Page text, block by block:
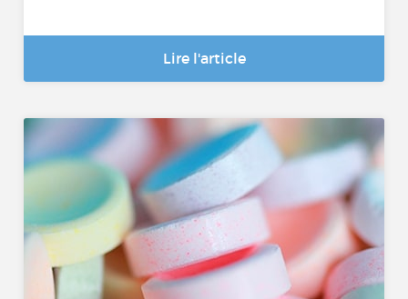
Lire l'article